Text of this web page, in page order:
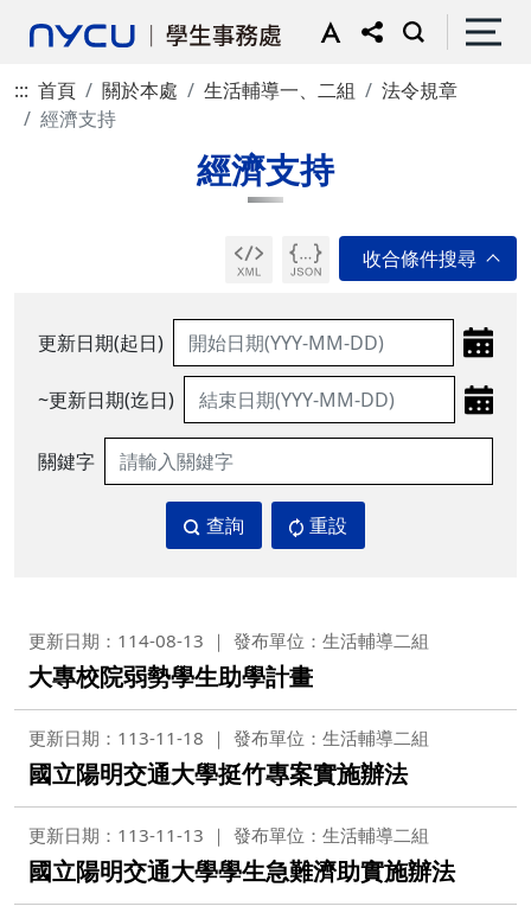
::: 首頁 關於本處 生活輔導一、二組
法令規章
經濟支持
經濟支持
更新日期(起日)
~更新日期(迄日)
關鍵字
查詢 重設
更新日期：114-08-13 發布單位：生活輔導二組
大專校院弱勢學生助學計畫
更新日期：113-11-18 發布單位：生活輔導二組
國立陽明交通大學挺竹專案實施辦法
更新日期：113-11-13 發布單位：生活輔導二組
國立陽明交通大學學生急難濟助實施辦法